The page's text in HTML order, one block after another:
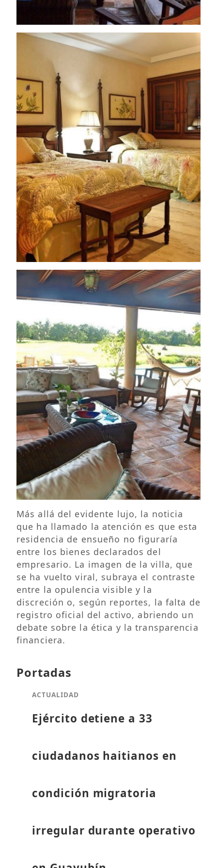
Más allá del evidente lujo, la noticia
que ha llamado la atención es que esta
residencia de ensueño no figuraría
entre los bienes declarados del
empresario. La imagen de la villa, que
se ha vuelto viral, subraya el contraste
entre la opulencia visible y la
discreción o, según reportes, la falta de
registro oficial del activo, abriendo un
debate sobre la ética y la transparencia
financiera.
Portadas
ACTUALIDAD
Ejército detiene a 33
ciudadanos haitianos en
condición migratoria
irregular durante operativo